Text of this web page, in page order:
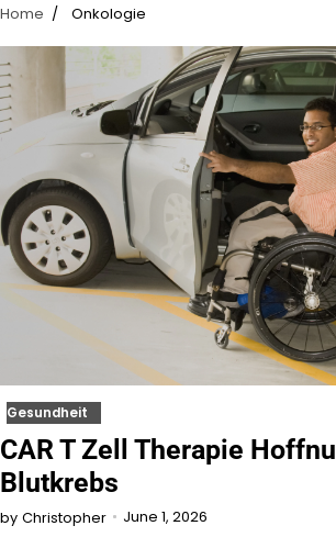
Home Onkologie
Gesundheit
CAR T Zell Therapie
Blutkrebs
by Christopher June 1, 2026